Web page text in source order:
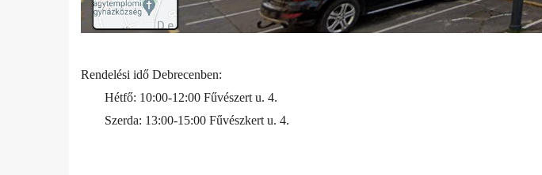
Rendelési idő Debrecenben:
Hétfő: 10:00-12:00 Fűvészert u. 4.
Szerda: 13:00-15:00 Fűvészkert u. 4.